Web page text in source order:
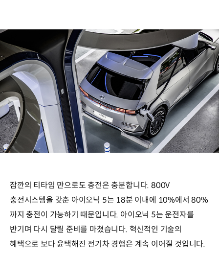
잠깐의 티타임 만으로도 충전은 충분합니다. 800V
충전시스템을 갖춘 아이오닉 5는 18분 이내에 10%에서 80%
까지 충전이 가능하기 때문입니다. 아이오닉 5는 운전자를
반기며 다시 달릴 준비를 마쳤습니다. 혁신적인 기술의
혜택으로 보다 윤택해진 전기차 경험은 계속 이어질 것입니다.